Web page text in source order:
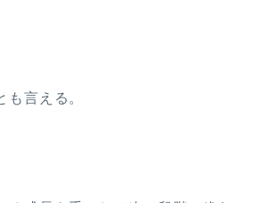
も言える。